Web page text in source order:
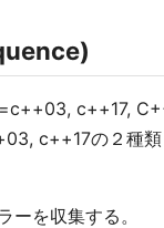
c++17,
c++17の２種類
ーを収集する。